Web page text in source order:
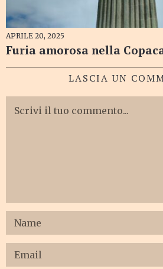
APRILE 20, 2025
Furia amorosa nella
LASCIA UN